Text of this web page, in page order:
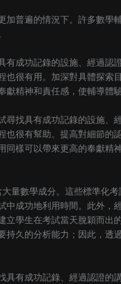
普遍的情況下。許多數學
有成功記錄的設施、經過認
也很有用。加深對具體探索
精神和責任感，使輔導體驗
尋找具有成功記錄的設施、
很有幫助。提高對細節的
樣可以帶來更高的奉獻精
量數學成分。這些標準化
中成功地利用時間。此外，
學生在考試當天脫穎而出
久的分析能力；因此，透
有成功記錄、經過認證的